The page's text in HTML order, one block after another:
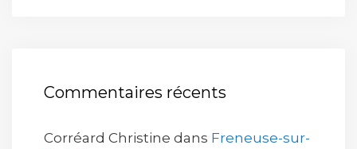
Commentaires récents
Corréard Christine dans Freneuse-sur-